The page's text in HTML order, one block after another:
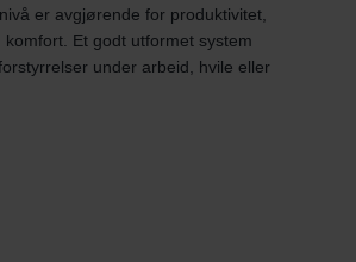
er avgjørende for produktivitet,
komfort. Et godt utformet system
under arbeid, hvile eller